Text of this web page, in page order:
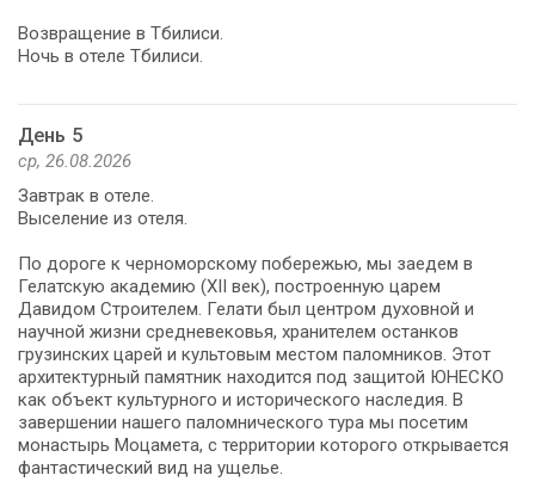
Возвращение в Тбилиси.
Ночь в отеле Тбилиси.
День 5
ср, 26.08.2026
Завтрак в отеле.
Выселение из отеля.
По дороге к черноморскому побережью, мы заедем в
Гелатскую академию (XII век), построенную царем
Давидом Строителем. Гелати был центром духовной и
научной жизни средневековья, хранителем останков
грузинских царей и культовым местом паломников. Этот
архитектурный памятник находится под защитой ЮНЕСКО
как объект культурного и исторического наследия. В
завершении нашего паломнического тура мы посетим
монастырь Моцамета, с территории которого открывается
фантастический вид на ущелье.